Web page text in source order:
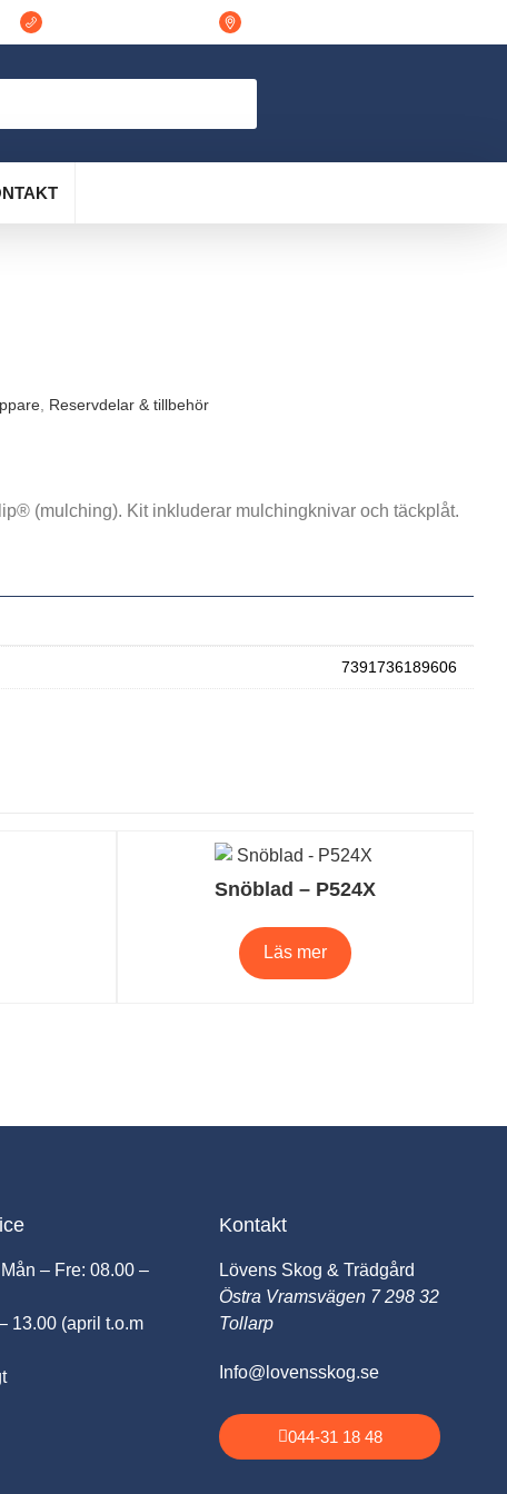
Reservdelar & tillbehör
(mulching). Kit inkluderar mulchingknivar och täckplåt.
7391736189606
Snöblad – P524X
Läs mer
– Fre: 08.00 –
13.00 (april t.o.m
Kontakt
Lövens Skog & Trädgård
Östra Vramsvägen 7 298 32
Tollarp
Info@lovensskog.se
044-31 18 48